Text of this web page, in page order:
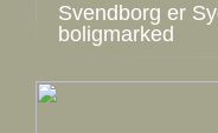
Svendborg er
boligmarked